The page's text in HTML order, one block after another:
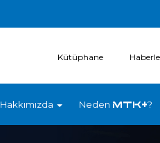
Kütüphane
Hakkımızda Neden MTK+?